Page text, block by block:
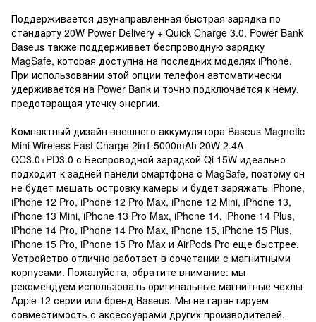
Поддерживается двунаправленная быстрая зарядка по
стандарту 20W Power Delivery + Quick Charge 3.0. Power Bank
Baseus также поддерживает беспроводную зарядку
MagSafe, которая доступна на последних моделях iPhone.
При использовании этой опции телефон автоматически
удерживается на Power Bank и точно подключается к нему,
предотвращая утечку энергии.
Компактный дизайн внешнего аккумулятора Baseus Magnetic
Mini Wireless Fast Charge 2in1 5000mAh 20W 2.4A
QC3.0+PD3.0 с Беспроводной зарядкой Qi 15W идеально
подходит к задней панели смартфона с MagSafe, поэтому он
не будет мешать островку камеры и будет заряжать iPhone,
iPhone 12 Pro, iPhone 12 Pro Max, iPhone 12 Mini, iPhone 13,
iPhone 13 Mini, iPhone 13 Pro Max, iPhone 14, iPhone 14 Plus,
iPhone 14 Pro, iPhone 14 Pro Max, iPhone 15, iPhone 15 Plus,
iPhone 15 Pro, iPhone 15 Pro Max и AirPods Pro еще быстрее.
Устройство отлично работает в сочетании с магнитными
корпусами. Пожалуйста, обратите внимание: мы
рекомендуем использовать оригинальные магнитные чехлы
Apple 12 серии или бренд Baseus. Мы не гарантируем
совместимость с аксессуарами других производителей.